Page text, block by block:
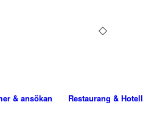
& ansökan Restaurang & Hotell